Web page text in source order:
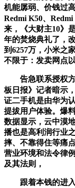
机能孱弱、价钱过
Redmi K50、Redmi
来，《大财主10》
年的焚烧典礼了，
到6257万，小米之
不限于：发卖网点
告急联系授权方
板日报》记者暗示
证二手机是由华为
提拔用户体验。爆
数据显示，云中漠
播也是高利润行业
摔、不靠得住等痛
营业环境和法令律
及其法则，
跟着本钱的进入